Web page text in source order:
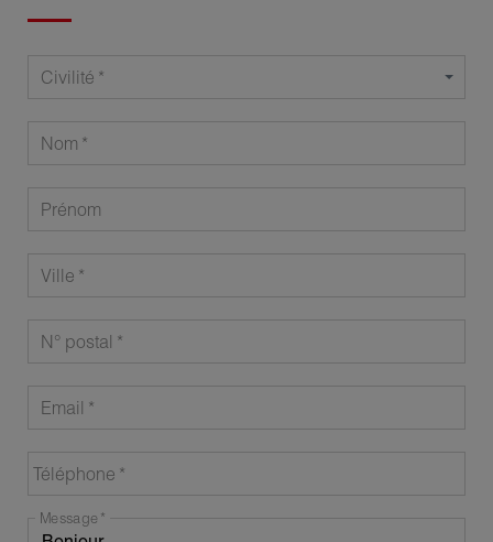
Civilité
Nom
Prénom
Ville
N° postal
Email
Téléphone
Message